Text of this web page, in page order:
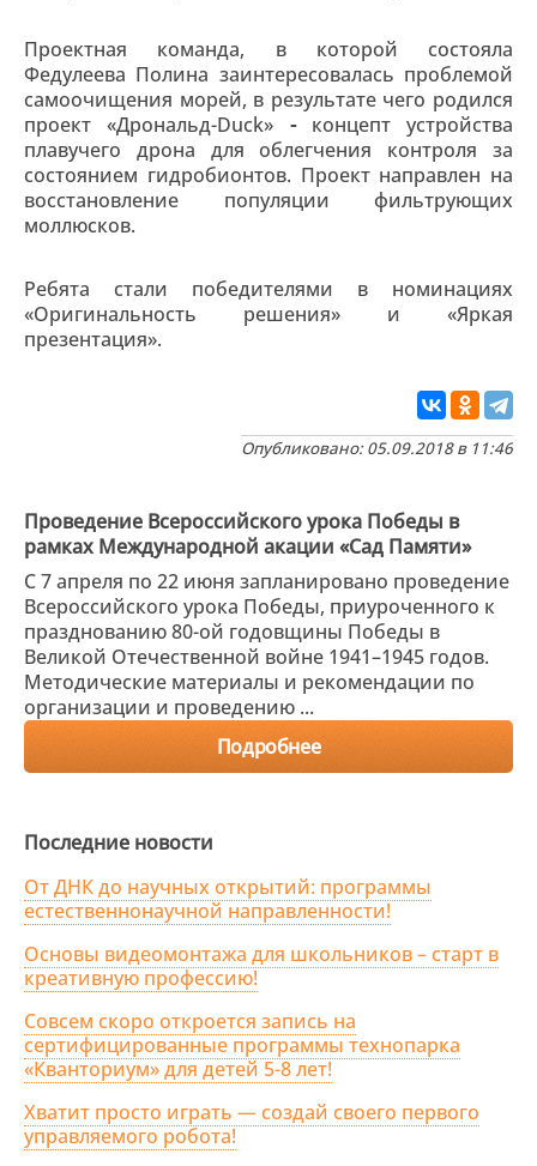
Проектная команда, в которой состояла
Федулеева Полина заинтересовалась проблемой
самоочищения морей, в результате чего родился
проект «Дрональд-Duсk» -концепт устройства
плавучего дрона для облегчения контроля за
состоянием гидробионтов. Проект направлен на
восстановление популяции фильтрующих
моллюсков.
Ребята стали победителями в номинациях
«Оригинальность решения» и «Яркая
презентация».
Опубликовано: 05.09.2018 в 11:46
Проведение Всероссийского урока Победы в
рамках Международной акации «Сад Памяти»
С 7 апреля по 22 июня запланировано проведение
Всероссийского урока Победы, приуроченного к
празднованию 80-ой годовщины Победы в
Великой Отечественной войне 1941–1945 годов.
Методические материалы и рекомендации по
организации и проведению ...
Подробнее
Последние новости
От ДНК до научных открытий: программы
естественнонаучной направленности!
Основы видеомонтажа для школьников – старт в
креативную профессию!
Совсем скоро откроется запись на
сертифицированные программы технопарка
«Кванториум» для детей 5-8 лет!
Хватит просто играть — создай своего первого
управляемого робота!